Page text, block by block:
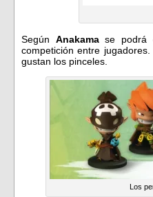
Según Anakamase podrá
competición entre
gustan los pinceles.
Los